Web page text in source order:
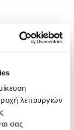
λειτουργιών
σας